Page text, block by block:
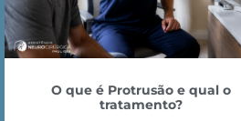
O que é Protrusão e qual o
tratamento?